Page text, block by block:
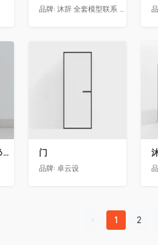
品牌: 沐辞 全套模型联系 Vx:Muci0003
日上-PMS01-L006-金属窄边玻璃门
收藏
门
品牌: 卓云设
1 2